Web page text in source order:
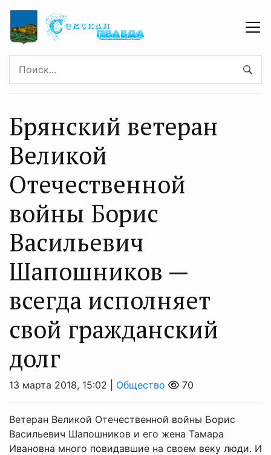
Брянский ветеран
Великой
Отечественной
войны Борис
Васильевич
Шапошников —
всегда исполняет
свой гражданский
долг
13 марта 2018, 15:02 | Общество 70
Ветеран Великой Отечественной войны Борис
Васильевич Шапошников и его жена Тамара
Ивановна много повидавшие на своем веку люди. И